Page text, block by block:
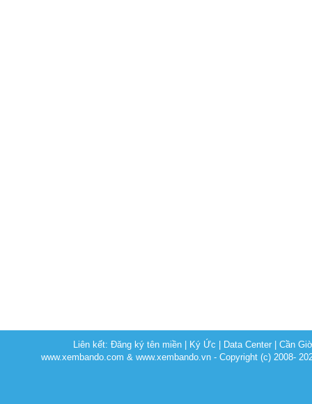
Liên kết:Đăng ký tên miền Ký Ức Data Center |Cần
www.xembando.com & www.xembando.vn - Copyright (c) 2008-